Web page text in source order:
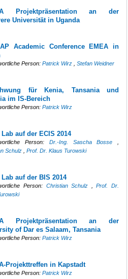
Projektpräsentation an der
Universität in Uganda
Academic Conference EMEA in
Person:Patrick Wirz ,Stefan Weidner
für Kenia, Tansania und
im IS-Bereich
Person:Patrick Wirz
auf der ECIS 2014
Person: Dr.-Ing. Sascha Bosse
Schulz
,Prof. Dr. Klaus Turowski
auf der BIS 2014
Person: Christian Schulz ,Prof. Dr.
Projektpräsentation an der
of Dar es Salaam, Tansania
Person:Patrick Wirz
Projekttreffen in Kapstadt
Person:Patrick Wirz